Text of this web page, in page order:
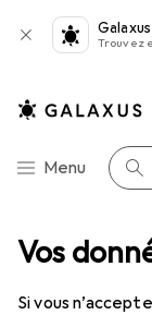
Vos
Si vous
Galaxus
Trouvez
Navigation par
Menu
Érotique Sex Toys